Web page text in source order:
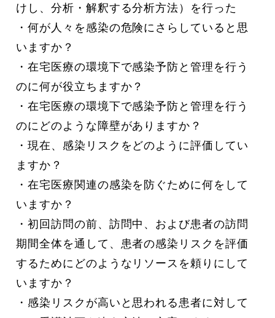
けし、分析・解釈する分析方法）を行った
・何が人々を感染の危険にさらしていると思
いますか？
・在宅医療の環境下で感染予防と管理を行う
のに何が役立ちますか？
・在宅医療の環境下で感染予防と管理を行う
のにどのような障壁がありますか？
・現在、感染リスクをどのように評価してい
ますか？
・在宅医療関連の感染を防ぐために何をして
いますか？
・初回訪問の前、訪問中、および患者の訪問
期間全体を通して、患者の感染リスクを評価
するためにどのようなリソースを頼りにして
いますか？
・感染リスクが高いと思われる患者に対して